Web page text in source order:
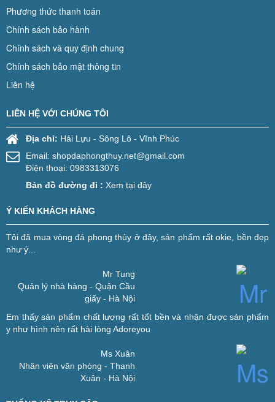
Phương thức thanh toán
Chính sách bảo hành
Chính sách và quy định chung
Chính sách bảo mật thông tin
Liên hệ
LIÊN HỆ VỚI CHÚNG TÔI
Địa chỉ: Hải Lựu - Sông Lô - Vĩnh Phúc
Email: shopdaphongthuy.net@gmail.com
Điện thoại: 0983313076
Bản đồ đường đi : Xem tại đây
Ý KIẾN KHÁCH HÀNG
Tôi đã mua vòng đá phong thủy ở đây, sản phẩm rất okie, bền đẹp
như ý...
Mr Tung
Quản lý nhà hàng - Quận Cầu
giấy - Hà Nội
Em thấy sản phẩm chất lượng rất tốt bền và nhận được sản phẩm
y như hình nên rất hài lòng Adoreyou
Ms Xuân
Nhân viên văn phòng - Thanh
Xuân - Hà Nội